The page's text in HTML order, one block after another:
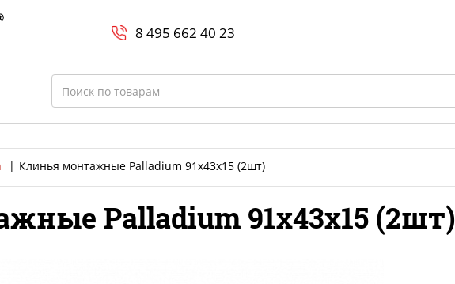
8 800-700-23-35
8 495 662 40 23
Search
Клинья монтажные Palladium 91х43х15 (2шт)
Palladium 91х43х15 (2шт)